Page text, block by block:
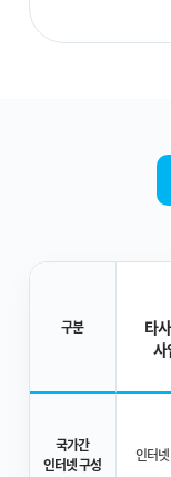
구분
타
사
국가간
인터넷 구성
인터